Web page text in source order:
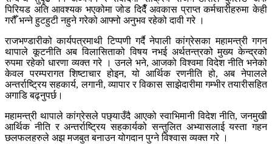
पिरियड अति आवश्यक भएकोमा जोड दिदैँ अवकास प्राप्त कर्मचारीहरुमा केही
गरौँ भन्ने हुटहुटी नहुने गरेको आफ्नो अनुभव रहेको दावी गरे ।
राजभण्डारीको कार्यपत्रमाथी टिप्पणी गर्दै नेपाली कांग्रेसका महामन्त्री गगन
थापाले कूटनीति अब विलासिताको विषय नभई अर्थतन्त्रको मुख्य केन्द्रको
रुपमा रहेको धारणा व्यक्त गरे । उनले भने, आजको विश्वमा विदेश नीति भनेको
केवल परम्परागत शिष्टाचार होइन, यो आर्थिक रणनीति हो, अब नेपालले
अन्तर्राष्ट्रिय सहकार्य, लगानी, व्यापार र विकास साझेदारीमा गम्भीर तयारीसहित
अगाडि बढ्नुपर्छ।
महामन्त्री थापाले कांग्रेसले पछ्याउँदै आएको स्वाभिमानी विदेश नीति, जनमुखी
आर्थिक नीति र अन्तर्राष्ट्रिय सहकार्यको सन्तुलित अभ्यासलाई यस्ता गहन
छलफलहरुले अझ मजबुत बनाउन योगदान पुग्ने विश्वास व्यक्त गरे ।